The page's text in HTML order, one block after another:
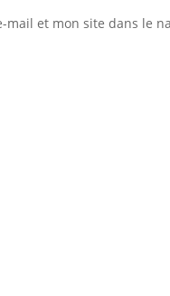
mail et mon site dans le